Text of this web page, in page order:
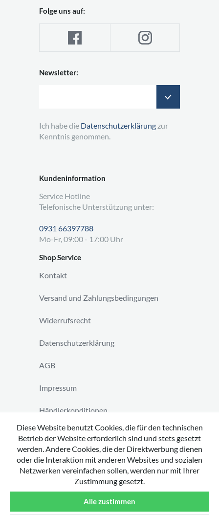
Kundeninformation
Service Hotline
Telefonische Unterstützung unter:
0931 66397788
Mo-Fr, 09:00 - 17:00 Uhr
Shop Service
Kontakt
Versand und Zahlungsbedingungen
Widerrufsrecht
Datenschutzerklärung
AGB
Impressum
Händlerkonditionen
Vertrag widerrufen
Folge uns auf:
Newsletter:
Ich habe die Datenschutzerklärung zur
Kenntnis genommen.
Diese Website benutzt Cookies, die für den technischen
Betrieb der Website erforderlich sind und stets gesetzt
werden. Andere Cookies, die der Direktwerbung dienen
oder die Interaktion mit anderen Websites und sozialen
Netzwerken vereinfachen sollen, werden nur mit Ihrer
Zustimmung gesetzt.